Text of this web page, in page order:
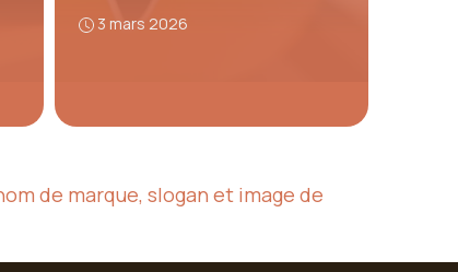
3 mars 2026
de marque, slogan et image de